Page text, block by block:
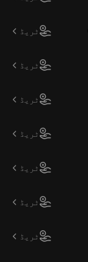
ٹریڈ
ٹریڈ
ٹریڈ
ٹریڈ
ٹریڈ
ٹریڈ
ٹریڈ